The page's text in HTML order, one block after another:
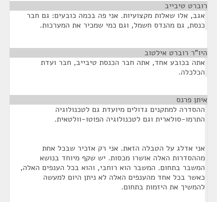
רוברט טיבייב
אגב, אלו שאלות מקצועיות. אני פה בכמה כובעים: גם חבר
כנסת, גם מהנדס חשמל, וגם כמי שמכיר את המערכות.
היו"ר רוברט אילטוב
אתה בכובע אחד, אתה חבר הכנסת טיבייב, חבר ועדת
הכלכלה.
איתן פרנס
ההסדרה למתקנים גדולים מיועדת גם לטכנולוגיה
התרמו-סולארית וגם לטכנולוגיה הפוטו-וולטאית.
אני אדלג על הטבלה הזאת. אני רק אזכיר שבכל אחת
מההסדרות האלה אושרו מכסות. יש שקף מיוחד בנושא
המשבר בתחום. המשבר הוא רוחבי, והוא בכל הענפים האלה,
כאשר בכל אחד מהענפים האלה לא ניתן היום למעשה
להמשיך את היזמות בתחום.